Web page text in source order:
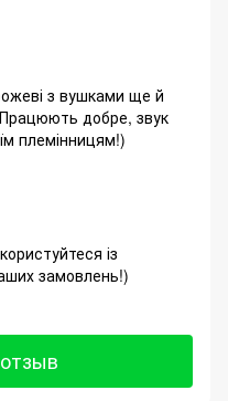
з вушками ще й
Працюють добре, звук
племінницям!)
із
замовлень!)